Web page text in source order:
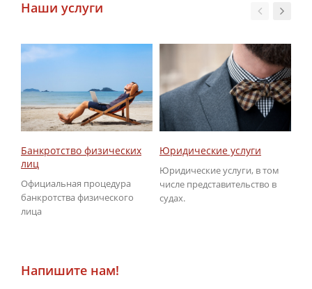
Наши услуги
Банкротство физических
лиц
Официальная процедура
банкротства физического
лица
Юридические услуги
Юридические услуги, в том
числе представительство в
судах.
Напишите нам!